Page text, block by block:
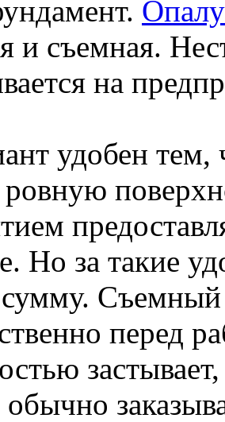
и съемная.
на
удобен тем,
Но за такие
Съемный
перед